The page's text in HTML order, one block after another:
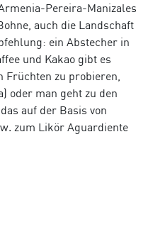
Pereira-Manizales
auch die Landschaft
ein Abstecher in
und Kakao gibt es
Früchten zu probieren,
oder man geht zu den
auf der Basis von
zum LikörAguardiente